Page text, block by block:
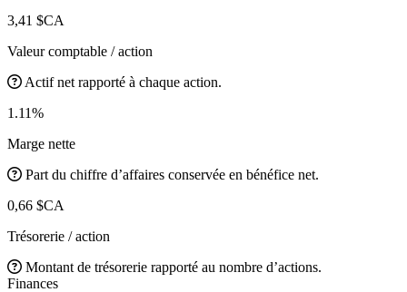
3,41 $CA
Valeur comptable / action
Actif net rapporté à chaque action.
1.11%
Marge nette
Part du chiffre d’affaires conservée en bénéfice net.
0,66 $CA
Trésorerie / action
Montant de trésorerie rapporté au nombre d’actions.
Finances